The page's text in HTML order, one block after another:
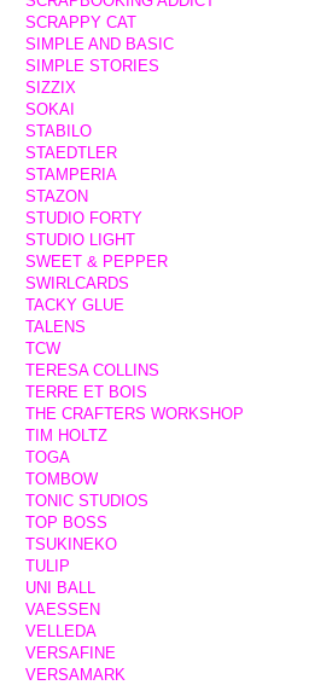
SCRAPPY CAT
SIMPLE AND BASIC
SIMPLE STORIES
SIZZIX
SOKAI
STABILO
STAEDTLER
STAMPERIA
STAZON
STUDIO FORTY
STUDIO LIGHT
SWEET & PEPPER
SWIRLCARDS
TACKY GLUE
TALENS
TCW
TERESA COLLINS
TERRE ET BOIS
THE CRAFTERS WORKSHOP
TIM HOLTZ
TOGA
TOMBOW
TONIC STUDIOS
TOP BOSS
TSUKINEKO
TULIP
UNI BALL
VAESSEN
VELLEDA
VERSAFINE
VERSAMARK